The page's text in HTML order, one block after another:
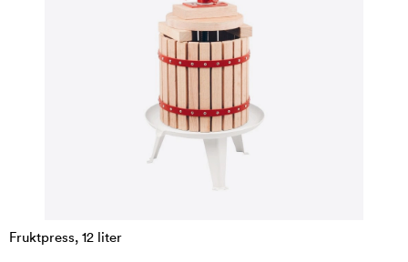
Fruktpress, 12 liter